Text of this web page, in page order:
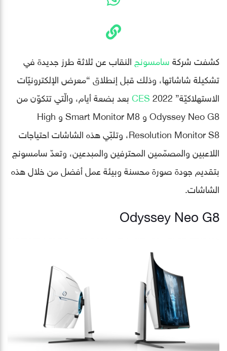
كشفت شركةسامسونج النقاب عن ثلاثة طرز جديدة في
تشكيلة شاشاتها، وذلك قبل إنطلاق “معرض الإلكترونيّات
الاستهلاكيّة”
CES2022 بعد بضعة أيام، والّتي تتكوّن من
Odyssey Neo G8 و Smart Monitor M8 و High
Resolution Monitor S8، وتلبّي هذه الشاشات احتياجات
اللاعبين والمصمّمين المحترفين والمبدعين، وتعدّ سامسونج
بتقديم جودة صورة محسنة وبيئة عمل أفضل من خلال هذه
الشاشات.
Odyssey Neo G8